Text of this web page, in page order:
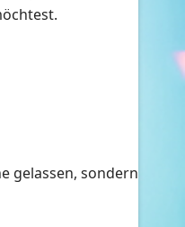
gelassen, sondern